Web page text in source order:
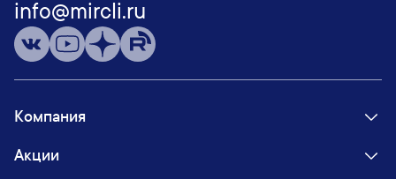
info@mircli.ru
Компания
Акции